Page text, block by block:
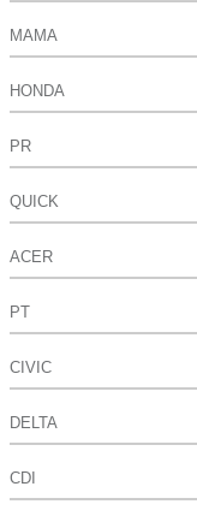
MAMA
HONDA
PR
QUICK
ACER
PT
CIVIC
DELTA
CDI